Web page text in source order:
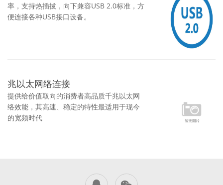
率，支持热插拔，向下兼容USB 2.0标准，方
便连接各种USB接口设备。
兆以太网络连接
提供给价值取向的消费者高品质千兆以太网
络效能，其高速、稳定的特性最适用于现今
的宽频时代